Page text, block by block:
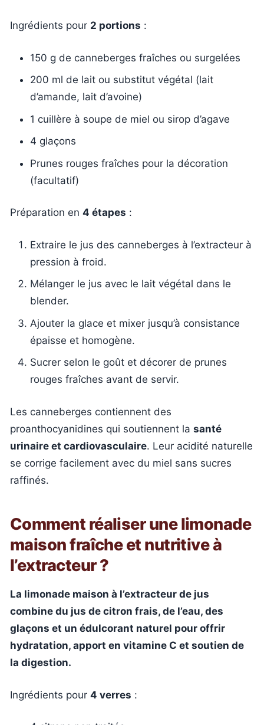
Ingrédients pour 2 portions :
150 g de canneberges fraîches ou surgelées
200 ml de lait ou substitut végétal (lait
d’amande, lait d’avoine)
1 cuillère à soupe de miel ou sirop d’agave
4 glaçons
Prunes rouges fraîches pour la décoration
(facultatif)
Préparation en 4 étapes :
Extraire le jus des canneberges à l’extracteur à
pression à froid.
Mélanger le jus avec le lait végétal dans le
blender.
Ajouter la glace et mixer jusqu’à consistance
épaisse et homogène.
Sucrer selon le goût et décorer de prunes
rouges fraîches avant de servir.
Les canneberges contiennent des
proanthocyanidines qui soutiennent la santé
urinaire et cardiovasculaire. Leur acidité naturelle
se corrige facilement avec du miel sans sucres
raffinés.
Comment réaliser une limonade
maison fraîche et nutritive à
l’extracteur ?
La limonade maison à l’extracteur de jus
combine du jus de citron frais, de l’eau, des
glaçons et un édulcorant naturel pour offrir
hydratation, apport en vitamine C et soutien de
la digestion.
Ingrédients pour 4 verres :